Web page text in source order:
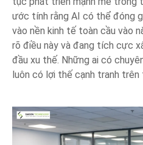
ước tính rằng AI có thể đóng
vào nền kinh tế toàn cầu vào
rõ điều này và đang tích cực
đầu xu thế. Những ai có
luôn có lợi thế cạnh tranh